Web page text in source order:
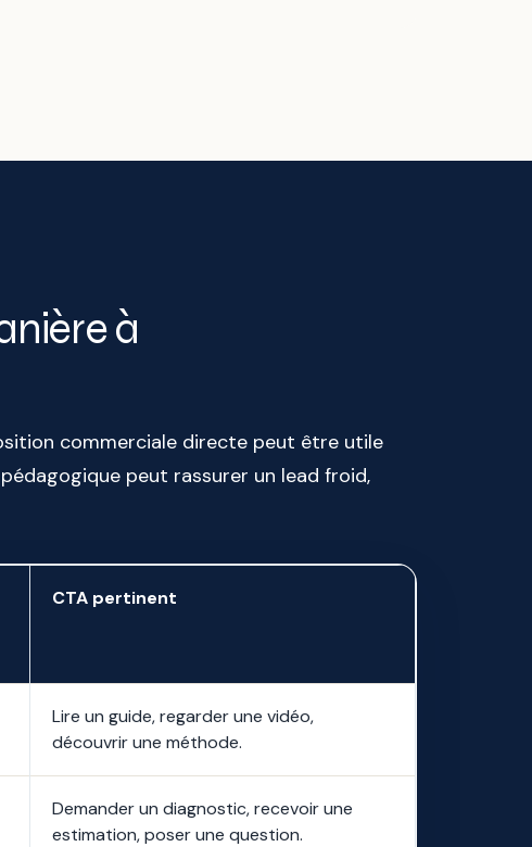
à
commerciale directe peut être utile
peut rassurer un lead froid,
CTA pertinent
Lire un guide, regarder une vidéo,
découvrir une méthode.
Demander un diagnostic, recevoir une
estimation, poser une question.